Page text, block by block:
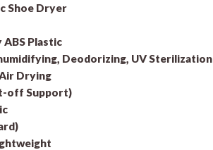
Shoe Dryer
ABS Plastic
Deodorizing, UV Sterilization
Drying
off Support)